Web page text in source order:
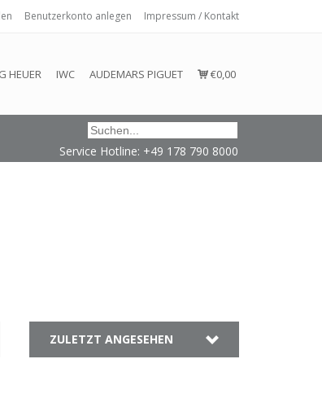
Benutzerkonto anlegen Impressum / Kontakt
HEUER IWC AUDEMARS PIGUET €0,00
Service Hotline: +49 178 790 8000
ZULETZT ANGESEHEN
oder erfüllt werden.